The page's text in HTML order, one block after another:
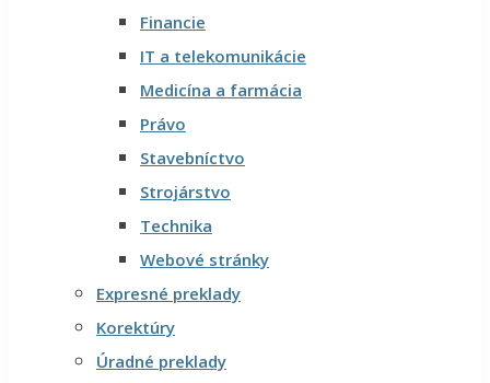
Financie
IT a telekomunikácie
Medicína a farmácia
Právo
Stavebníctvo
Strojárstvo
Technika
Webové stránky
Expresné preklady
Korektúry
Úradné preklady